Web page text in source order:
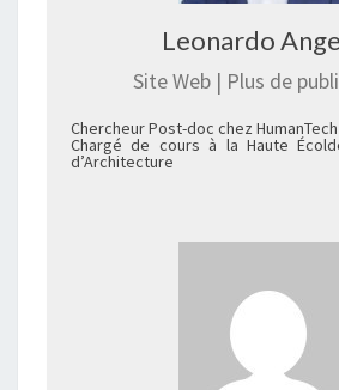
Leonardo
Site Web | Plus de
Chercheur Post-doc chez
Chargé de cours à la Haute
d’Architecture